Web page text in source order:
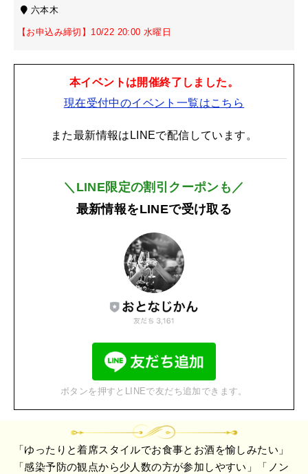
六本木
【お申込み締切】10/22 20:00 水曜日
本イベントは開催終了しました。
現在受付中のイベント一覧はこちら
また最新情報はLINEで配信しています。
＼LINE限定の割引クーポンも／
最新情報をLINEで受け取る
ボタンを押すとLINEで友だち追加できます。
「ゆったりと着席スタイルでお食事とお酒を愉しみたい」
「感染予防の観点から少人数の方が参加しやすい」「ノン